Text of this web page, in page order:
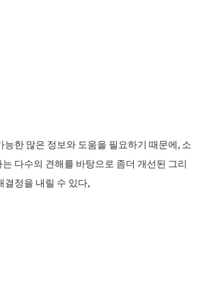
능한 많은 정보와 도움을 필요하기 때문에, 소
다수의 견해를 바탕으로 좀더 개선된 그리
결정을 내릴 수 있다,